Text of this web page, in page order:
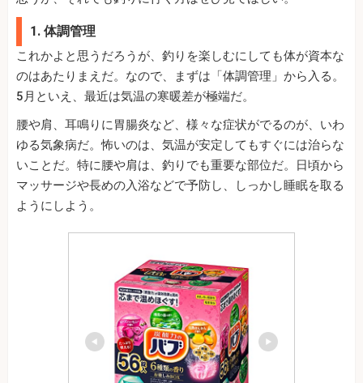
1. 体調管理
これかよと思うだろうが、釣りを楽しむにしても体が資本な
のはあたりまえだ。なので、まずは「体調管理」から入る。
5月といえ、最近は気温の寒暖差が極端だ。
腰や肩、耳鳴りに胃腸炎など、様々な症状がでるのが、いわ
ゆる気象病だ。怖いのは、気温が安定してもすぐには治らな
いことだ。特に腰や肩は、釣りでも重要な部位だ。日頃から
マッサージや長めの入浴などで予防し、しっかし睡眠を取る
ようにしよう。